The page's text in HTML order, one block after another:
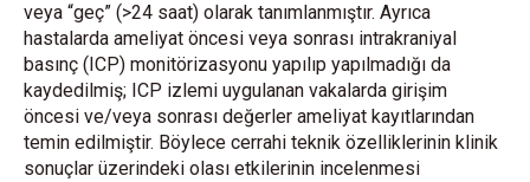
veya “geç” (>24 saat) olarak tanımlanmıştır. Ayrıca
hastalarda ameliyat öncesi veya sonrası intrakraniyal
basınç (ICP) monitörizasyonu yapılıp yapılmadığı da
kaydedilmiş; ICP izlemi uygulanan vakalarda girişim
öncesi ve/veya sonrası değerler ameliyat kayıtlarından
temin edilmiştir. Böylece cerrahi teknik özelliklerinin klinik
sonuçlar üzerindeki olası etkilerinin incelenmesi